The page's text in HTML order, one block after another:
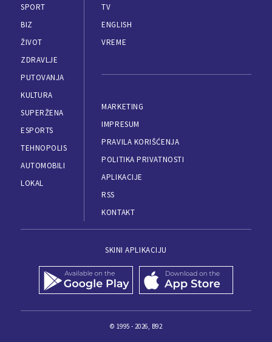
SPORT
BIZ
ŽIVOT
ZDRAVLJE
PUTOVANJA
KULTURA
SUPERŽENA
ESPORTS
TEHNOPOLIS
AUTOMOBILI
LOKAL
TV
ENGLISH
VREME
MARKETING
IMPRESUM
PRAVILA KORIŠĆENJA
POLITIKA PRIVATNOSTI
APLIKACIJE
RSS
KONTAKT
SKINI APLIKACIJU
© 1995 - 2026, B92